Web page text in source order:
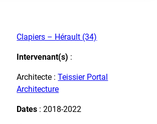
Clapiers – Hérault (34)
Intervenant(s) :
Architecte :Teissier Portal
Architecture
Dates : 2018-2022